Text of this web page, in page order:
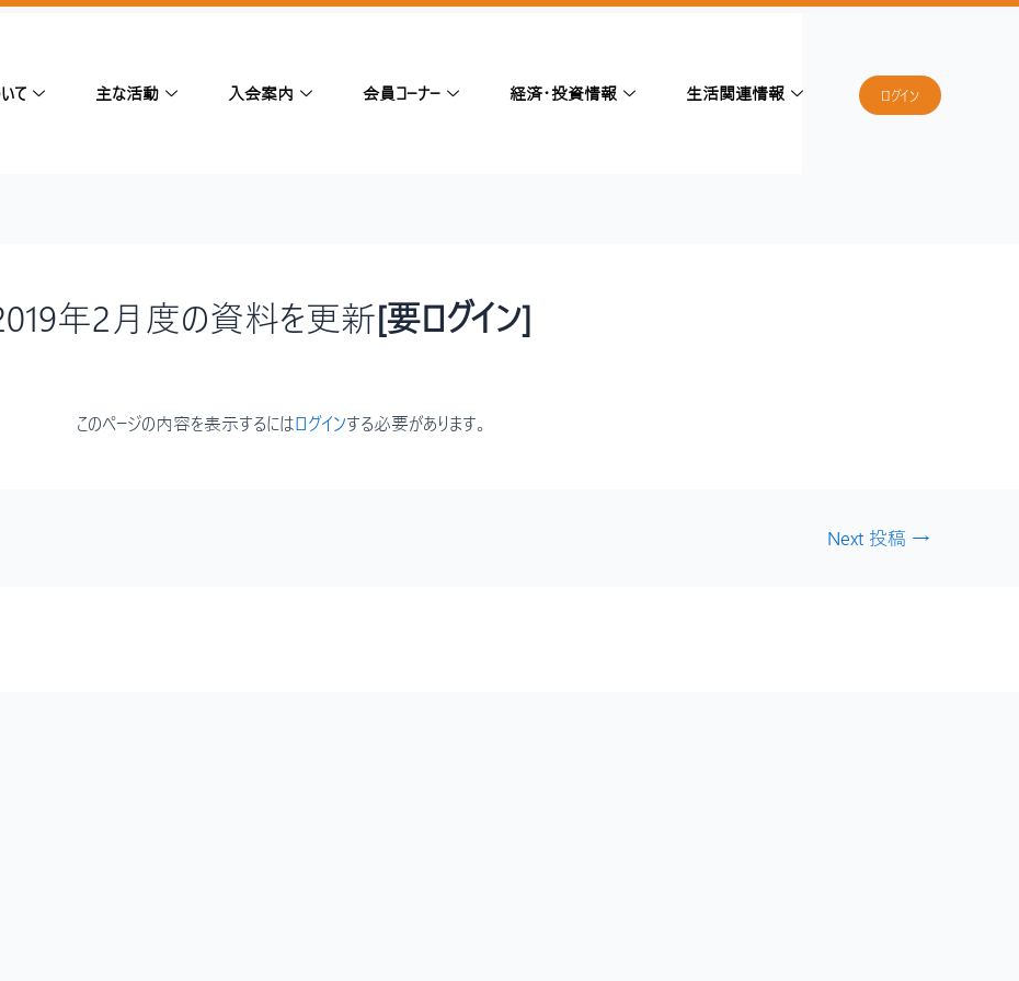
て 主な活動 入会案内 会員コーナー 経済・投資情報 生活関連情報 ログイン
年2月度の資料を更新[要ログイン]
このページの内容を表示するにはログインする必要があります。
Next 投稿 →